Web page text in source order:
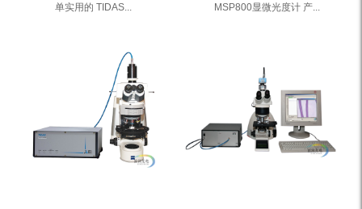
单实用的 TIDAS...
MSP800显微光度计 产...